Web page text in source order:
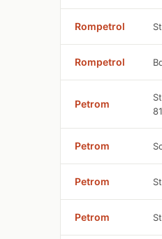
Rompetrol
Rompetrol
Petrom
Petrom
Petrom
Petrom